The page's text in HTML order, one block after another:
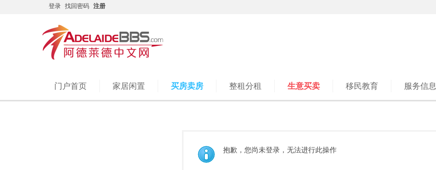
登录 找回密码 注册
门户首页 家居闲置 买房卖房 整租分租 生意买卖 移民教育 服务信息
抱歉，您尚未登录，无法进行此操作